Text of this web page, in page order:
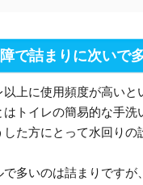
で詰まりに次いで
上に使用頻度が高いと
はトイレの簡易的な手
した方にとって水回りの
多いのは詰まりですが